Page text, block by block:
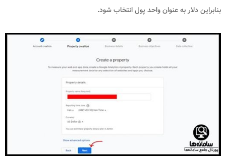
بنابراین دلار به عنوان واحد پول انتخاب شود.